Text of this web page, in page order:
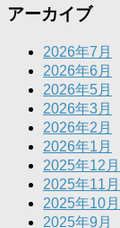
アーカイブ
2026年7月
2026年6月
2026年5月
2026年3月
2026年2月
2026年1月
2025年12月
2025年11月
2025年10月
2025年9月